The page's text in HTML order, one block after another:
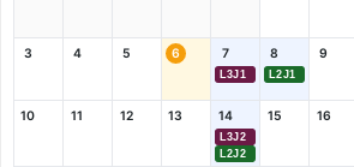
3 4 5 6 7
L3J1
8
L2J1
9
10 11 12 13 14
L3J2
L2J2
15 16